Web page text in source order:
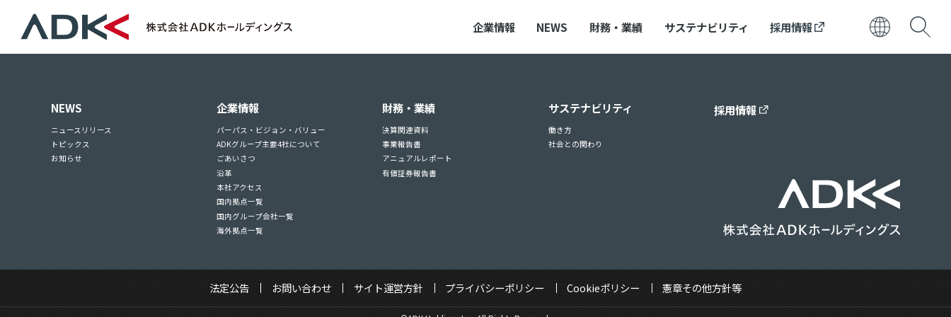
企業情報 NEWS 財務・業績 サステナビリティ 採用情報
NEWS
ニュースリリース
トピックス
お知らせ
企業情報
パーパス・ビジョン・バリュー
ADKグループ主要4社について
ごあいさつ
沿革
本社アクセス
国内拠点一覧
国内グループ会社一覧
海外拠点一覧
財務・業績
決算関連資料
事業報告書
アニュアルレポート
有価証券報告書
サステナビリティ
働き方
社会との関わり
採用情報
法定公告 お問い合わせ サイト運営方針 プライバシーポリシー Cookieポリシー 憲章その他方針等